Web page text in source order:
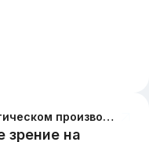
Машинное зрение на металлургическом производстве